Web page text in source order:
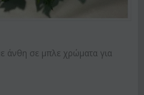
άνθη σε μπλε χρώματα για